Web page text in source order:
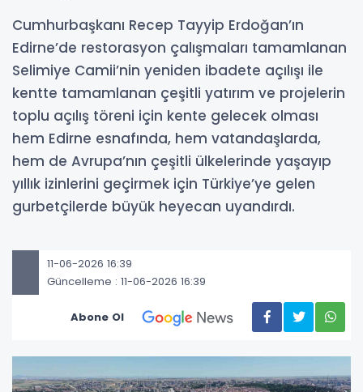
Cumhurbaşkanı Recep Tayyip Erdoğan’ın
Edirne’de restorasyon çalışmaları tamamlanan
Selimiye Camii’nin yeniden ibadete açılışı ile
kentte tamamlanan çeşitli yatırım ve projelerin
toplu açılış töreni için kente gelecek olması
hem Edirne esnafında, hem vatandaşlarda,
hem de Avrupa’nın çeşitli ülkelerinde yaşayıp
yıllık izinlerini geçirmek için Türkiye’ye gelen
gurbetçilerde büyük heyecan uyandırdı.
11-06-2026 16:39
Güncelleme : 11-06-2026 16:39
Abone Ol